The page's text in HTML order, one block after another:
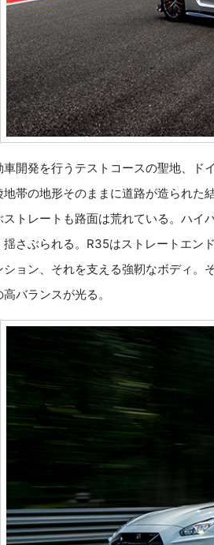
開発を行うテストコースの聖地、ド
地帯の地形そのままに道路が造られた
ストレートも路面は荒れている。ハイ
揺さぶられる。R35はストレートエン
ション、それを支える強靭なボディ。
バランスが光る。